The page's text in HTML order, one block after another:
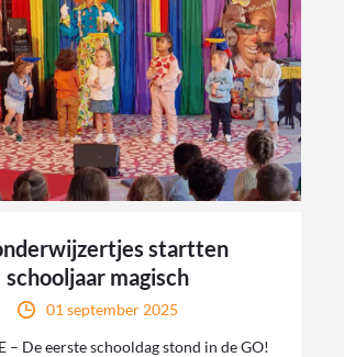
startten
schooljaar magisch
01 september 2025
– De eerste schooldag stond in de GO!